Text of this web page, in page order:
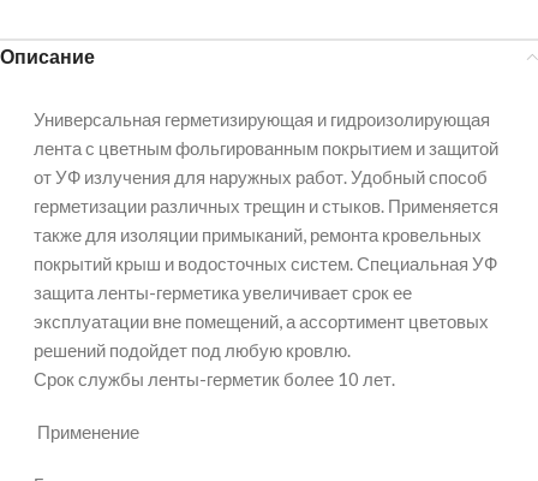
Описание
Универсальная герметизирующая и гидроизолирующая
лента с цветным фольгированным покрытием и защитой
от УФ излучения для наружных работ. Удобный способ
герметизации различных трещин и стыков. Применяется
также для изоляции примыканий, ремонта кровельных
покрытий крыш и водосточных систем. Специальная УФ
защита ленты-герметика увеличивает срок ее
эксплуатации вне помещений, а ассортимент цветовых
решений подойдет под любую кровлю.
Срок службы ленты-герметик более 10 лет.
Применение